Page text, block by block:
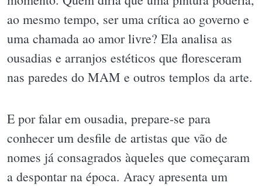
ao mesmo tempo, ser uma crítica ao governo e
uma chamada ao amor livre? Ela analisa as
ousadias e arranjos estéticos que floresceram
nas paredes do MAM e outros templos da arte.
E por falar em ousadia, prepare-se para
conhecer um desfile de artistas que vão de
nomes já consagrados àqueles que começaram
a despontar na época. Aracy apresenta um